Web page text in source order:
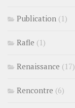
Publication (1)
Rafle (1)
Renaissance (17)
Rencontre (6)